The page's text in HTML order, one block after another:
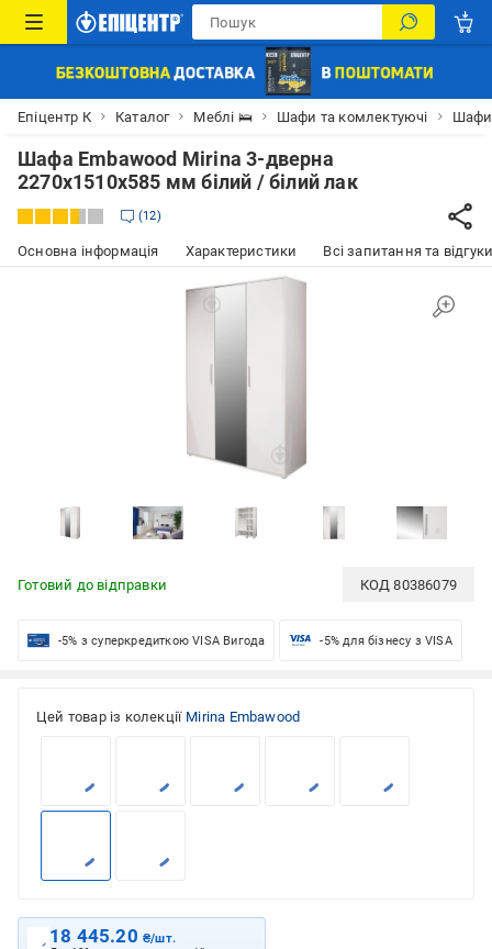
Епіцентр К Каталог Меблі 🛌 Шафи та комлектуючі Шафи
Шафа Embawood Mirina 3-дверна
2270х1510х585 мм білий / білий лак
12
Основна інформація Характеристики Всі запитання та
Готовий до відправки КОД80386079
-5% з суперкредиткою VISA Вигода -5% для бізнесу з VISA
Цей товар із колекції Mirina Embawood
18 445.20 ₴/шт.